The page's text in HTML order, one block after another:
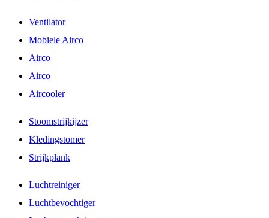
Ventilator
Mobiele Airco
Airco
Airco
Aircooler
Stoomstrijkijzer
Kledingstomer
Strijkplank
Luchtreiniger
Luchtbevochtiger